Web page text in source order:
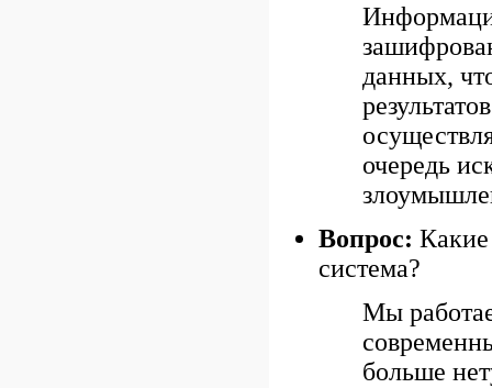
данных,
очередь
Вопрос:
система?
Мы
больше